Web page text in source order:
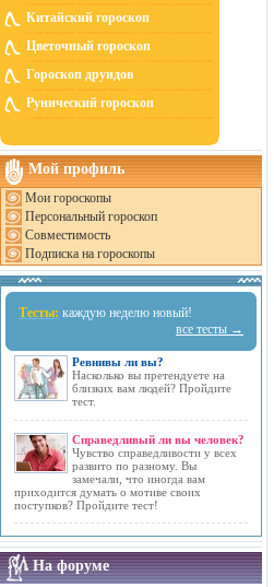
Китайский гороскоп
Цветочный гороскоп
Гороскоп друидов
Рунический гороскоп
Мой профиль
Мои гороскопы
Персональный гороскоп
Совместимость
Подписка на гороскопы
Тесты: каждую неделю новый!
все тесты →
Ревнивы ли вы?
Насколько вы претендуете на
близких вам людей? Пройдите
тест.
Справедливый ли вы человек?
Чувство справедливости у всех
развито по разному. Вы
замечали, что иногда вам
приходится думать о мотиве своих
поступков? Пройдите тест!
На форуме